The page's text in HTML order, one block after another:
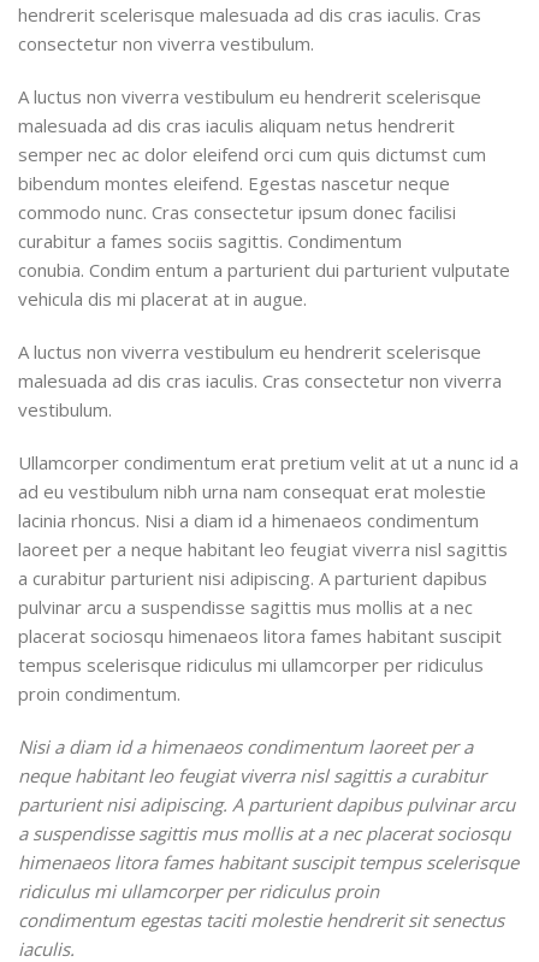
hendrerit scelerisque malesuada ad dis cras iaculis. Cras
consectetur non viverra vestibulum.
A luctus non viverra vestibulum eu hendrerit scelerisque
malesuada ad dis cras iaculis aliquam netus hendrerit
semper nec ac dolor eleifend orci cum quis dictumst cum
bibendum montes eleifend. Egestas nascetur neque
commodo nunc. Cras consectetur ipsum donec facilisi
curabitur a fames sociis sagittis. Condimentum
conubia. Condim entum a parturient dui parturient vulputate
vehicula dis mi placerat at in augue.
A luctus non viverra vestibulum eu hendrerit scelerisque
malesuada ad dis cras iaculis. Cras consectetur non viverra
vestibulum.
Ullamcorper condimentum erat pretium velit at ut a nunc id a
ad eu vestibulum nibh urna nam consequat erat molestie
lacinia rhoncus. Nisi a diam id a himenaeos condimentum
laoreet per a neque habitant leo feugiat viverra nisl sagittis
a curabitur parturient nisi adipiscing. A parturient dapibus
pulvinar arcu a suspendisse sagittis mus mollis at a nec
placerat sociosqu himenaeos litora fames habitant suscipit
tempus scelerisque ridiculus mi ullamcorper per ridiculus
proin condimentum.
Nisi a diam id a himenaeos condimentum laoreet per a
neque habitant leo feugiat viverra nisl sagittis a curabitur
parturient nisi adipiscing. A parturient dapibus pulvinar arcu
a suspendisse sagittis mus mollis at a nec placerat sociosqu
himenaeos litora fames habitant suscipit tempus scelerisque
ridiculus mi ullamcorper per ridiculus proin
condimentum egestas taciti molestie hendrerit sit senectus
iaculis.